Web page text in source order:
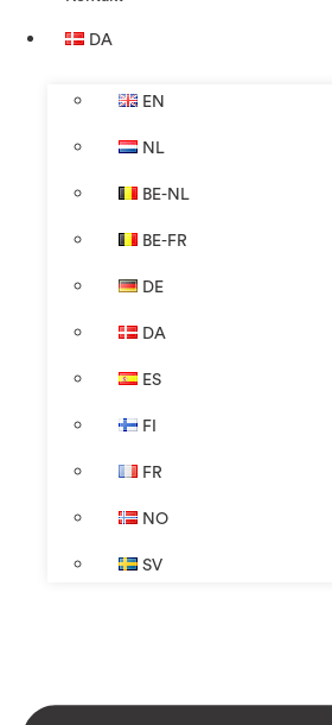
DA
EN
NL
BE-NL
BE-FR
DE
DA
ES
FI
FR
NO
SV